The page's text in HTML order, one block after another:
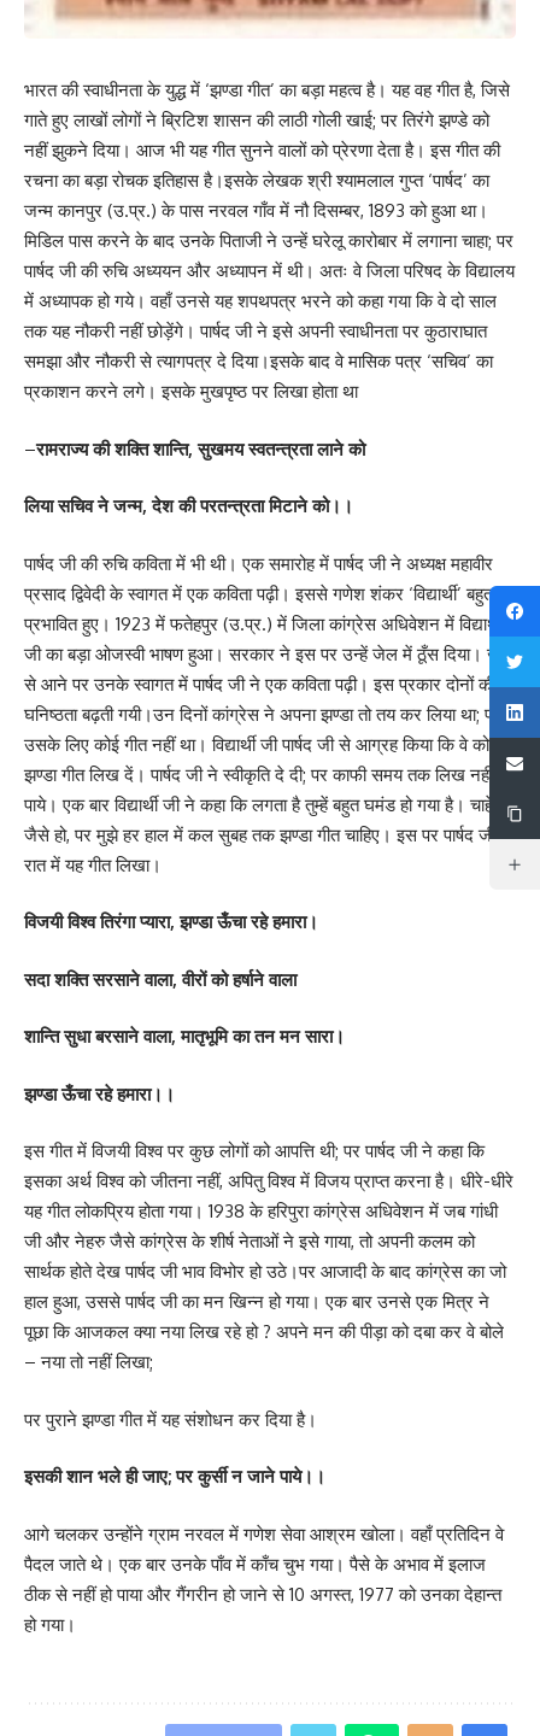
भारत की स्वाधीनता के युद्ध में ‘झण्डा गीत’ का बड़ा महत्व है। यह वह गीत है, जिसे
गाते हुए लाखों लोगों ने ब्रिटिश शासन की लाठी गोली खाई; पर तिरंगे झण्डे को
नहीं झुकने दिया। आज भी यह गीत सुनने वालों को प्रेरणा देता है। इस गीत की
रचना का बड़ा रोचक इतिहास है।इसके लेखक श्री श्यामलाल गुप्त ‘पार्षद’ का
जन्म कानपुर (उ.प्र.) के पास नरवल गाँव में नौ दिसम्बर, 1893 को हुआ था।
मिडिल पास करने के बाद उनके पिताजी ने उन्हें घरेलू कारोबार में लगाना चाहा; पर
पार्षद जी की रुचि अध्ययन और अध्यापन में थी। अतः वे जिला परिषद के विद्यालय
में अध्यापक हो गये। वहाँ उनसे यह शपथपत्र भरने को कहा गया कि वे दो साल
तक यह नौकरी नहीं छोड़ेंगे। पार्षद जी ने इसे अपनी स्वाधीनता पर कुठाराघात
समझा और नौकरी से त्यागपत्र दे दिया।इसके बाद वे मासिक पत्र ‘सचिव’ का
प्रकाशन करने लगे। इसके मुखपृष्ठ पर लिखा होता था
–रामराज्य की शक्ति शान्ति, सुखमय स्वतन्त्रता लाने को
लिया सचिव ने जन्म, देश की परतन्त्रता मिटाने को।।
पार्षद जी की रुचि कविता में भी थी। एक समारोह में पार्षद जी ने अध्यक्ष महावीर
प्रसाद द्विवेदी के स्वागत में एक कविता पढ़ी। इससे गणेश शंकर ‘विद्यार्थी’ बहुत
प्रभावित हुए। 1923 में फतेहपुर (उ.प्र.) में जिला कांग्रेस अधिवेशन में विद्यार्थी
जी का बड़ा ओजस्वी भाषण हुआ। सरकार ने इस पर उन्हें जेल में ठूँस दिया। जेल
से आने पर उनके स्वागत में पार्षद जी ने एक कविता पढ़ी। इस प्रकार दोनों की
घनिष्ठता बढ़ती गयी।उन दिनों कांग्रेस ने अपना झण्डा तो तय कर लिया था; पर
उसके लिए कोई गीत नहीं था। विद्यार्थी जी पार्षद जी से आग्रह किया कि वे कोई
झण्डा गीत लिख दें। पार्षद जी ने स्वीकृति दे दी; पर काफी समय तक लिख नहीं
पाये। एक बार विद्यार्थी जी ने कहा कि लगता है तुम्हें बहुत घमंड हो गया है। चाहे
जैसे हो, पर मुझे हर हाल में कल सुबह तक झण्डा गीत चाहिए। इस पर पार्षद जी ने
रात में यह गीत लिखा।
विजयी विश्व तिरंगा प्यारा, झण्डा ऊँचा रहे हमारा।
सदा शक्ति सरसाने वाला, वीरों को हर्षाने वाला
शान्ति सुधा बरसाने वाला, मातृभूमि का तन मन सारा।
झण्डा ऊँचा रहे हमारा।।
इस गीत में विजयी विश्व पर कुछ लोगों को आपत्ति थी; पर पार्षद जी ने कहा कि
इसका अर्थ विश्व को जीतना नहीं, अपितु विश्व में विजय प्राप्त करना है। धीरे-धीरे
यह गीत लोकप्रिय होता गया। 1938 के हरिपुरा कांग्रेस अधिवेशन में जब गांधी
जी और नेहरु जैसे कांग्रेस के शीर्ष नेताओं ने इसे गाया, तो अपनी कलम को
सार्थक होते देख पार्षद जी भाव विभोर हो उठे।पर आजादी के बाद कांग्रेस का जो
हाल हुआ, उससे पार्षद जी का मन खिन्न हो गया। एक बार उनसे एक मित्र ने
पूछा कि आजकल क्या नया लिख रहे हो ? अपने मन की पीड़ा को दबा कर वे बोले
– नया तो नहीं लिखा;
पर पुराने झण्डा गीत में यह संशोधन कर दिया है।
इसकी शान भले ही जाए; पर कुर्सी न जाने पाये।।
आगे चलकर उन्होंने ग्राम नरवल में गणेश सेवा आश्रम खोला। वहाँ प्रतिदिन वे
पैदल जाते थे। एक बार उनके पाँव में काँच चुभ गया। पैसे के अभाव में इलाज
ठीक से नहीं हो पाया और गैंगरीन हो जाने से 10 अगस्त, 1977 को उनका देहान्त
हो गया।